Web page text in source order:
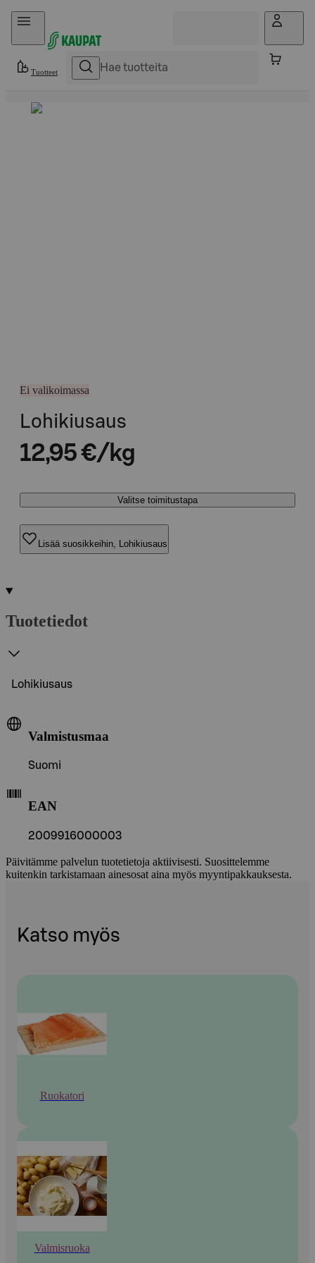
Hyppää sisältöön
Tuotteet
Ei valikoimassa
Lohikiusaus
12,95 €/kg
Valitse toimitustapa
Lisää suosikkeihin, Lohikiusaus
Tuotetiedot
Lohikiusaus
Valmistusmaa
Suomi
EAN
2009916000003
Päivitämme palvelun tuotetietoja aktiivisesti. Suosittelemme
kuitenkin tarkistamaan ainesosat aina myös myyntipakkauksesta.
Katso myös
Ruokatori
Valmisruoka